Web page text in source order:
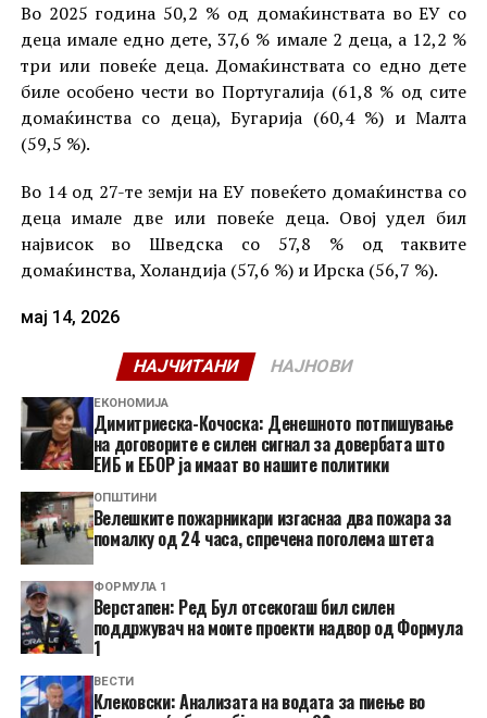
Во 2025 година 50,2 % од домаќинствата во ЕУ со
деца имале едно дете, 37,6 % имале 2 деца, а 12,2 %
три или повеќе деца. Домаќинствата со едно дете
биле особено чести во Португалија (61,8 % од сите
домаќинства со деца), Бугарија (60,4 %) и Малта
(59,5 %).
Во 14 од 27-те земји на ЕУ повеќето домаќинства со
деца имале две или повеќе деца. Овој удел бил
највисок во Шведска со 57,8 % од таквите
домаќинства, Холандија (57,6 %) и Ирска (56,7 %).
мај 14, 2026
НАЈЧИТАНИ НАЈНОВИ
ЕКОНОМИЈА
Димитриеска-Кочоска: Денешното потпишување
на договорите е силен сигнал за довербата што
ЕИБ и ЕБОР ја имаат во нашите политики
ОПШТИНИ
Велешките пожарникари изгаснаа два пожара за
помалку од 24 часа, спречена поголема штета
ФОРМУЛА 1
Верстапен: Ред Бул отсекогаш бил силен
поддржувач на моите проекти надвор од Формула
1
ВЕСТИ
Клековски: Анализата на водата за пиење во